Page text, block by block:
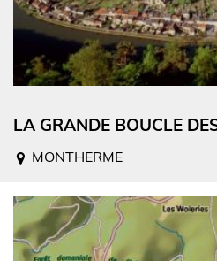
LA GRANDE BOUCLE
MONTHERME